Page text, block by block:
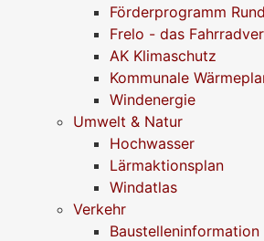
Förderprogramm
Frelo - das
AK Klimaschutz
Kommunale
Windenergie
Umwelt & Natur
Hochwasser
Lärmaktionsplan
Windatlas
Verkehr
Baustelleninformation